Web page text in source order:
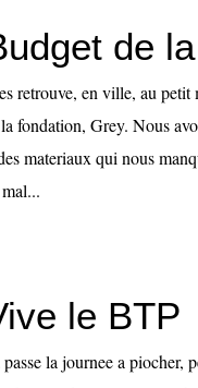
de
retrouve, en ville, au
fondation, Grey. Nous
materiaux qui nous
le BTP
la journee a piocher,